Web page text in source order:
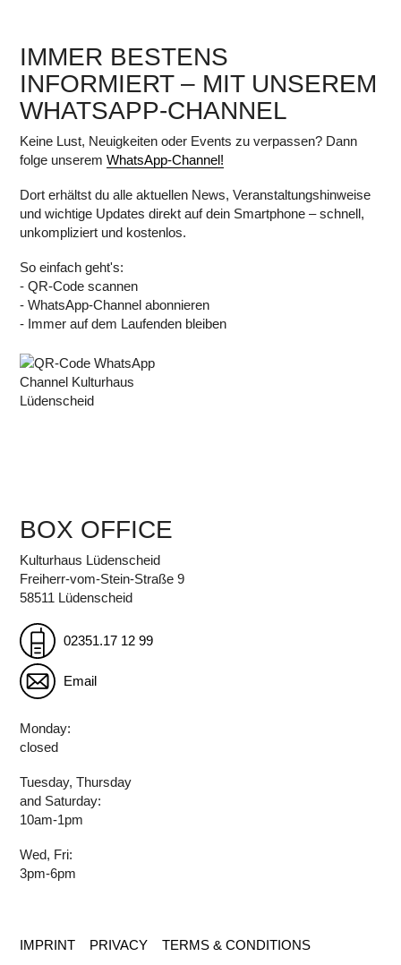
IMMER BESTENS
INFORMIERT – MIT UNSEREM
WHATSAPP-CHANNEL
Keine Lust, Neuigkeiten oder Events zu verpassen? Dann
folge unserem WhatsApp-Channel!
Dort erhältst du alle aktuellen News, Veranstaltungshinweise
und wichtige Updates direkt auf dein Smartphone – schnell,
unkompliziert und kostenlos.
So einfach geht's:
- QR-Code scannen
- WhatsApp-Channel abonnieren
- Immer auf dem Laufenden bleiben
IMPRINT PRIVACY TERMS & CONDITIONS
BOX OFFICE
Kulturhaus Lüdenscheid
Freiherr-vom-Stein-Straße 9
58511 Lüdenscheid
02351.17 12 99
Email
Monday:
closed
Tuesday, Thursday
and Saturday:
10am-1pm
Wed, Fri:
3pm-6pm